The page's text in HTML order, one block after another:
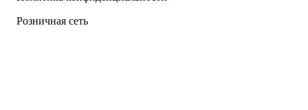
Розничная сеть